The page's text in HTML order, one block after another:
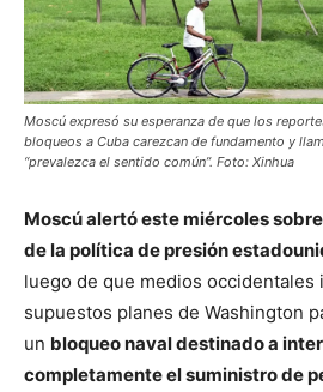
Moscú expresó su esperanza de que los
bloqueos a Cuba carezcan de fundamento y
“prevalezca el sentido común”. Foto: Xinhua
Moscú alertó este miércoles
de la política de presión
luego de que medios occidentales
supuestos planes de Washington
un bloqueo naval destinado a
completamente el suministro de